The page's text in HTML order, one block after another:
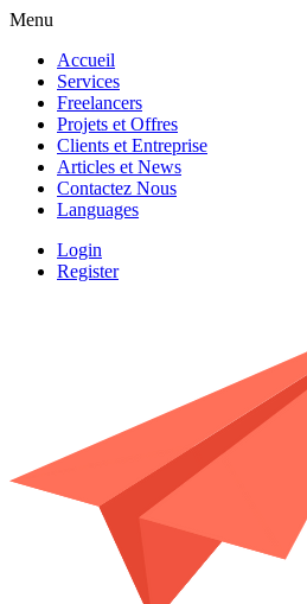
Menu
Accueil
Services
Freelancers
Projets et Offres
Clients et Entreprise
Articles et News
Contactez Nous
Languages
Login
Register